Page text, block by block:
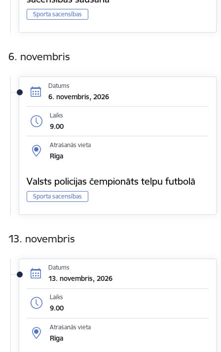
Sporta sacensības
6. novembris
Datums
6. novembris, 2026
Laiks
9.00
Atrašanās vieta
Rīga
Valsts policijas čempionāts telpu futbolā
Sporta sacensības
13. novembris
Datums
13. novembris, 2026
Laiks
9.00
Atrašanās vieta
Rīga